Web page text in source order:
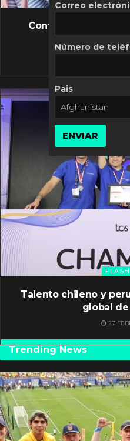
FLASH
Controversia de
10
Talento chileno y
global
27
Trending News
Correo
Número de
Pais
ENVIAR